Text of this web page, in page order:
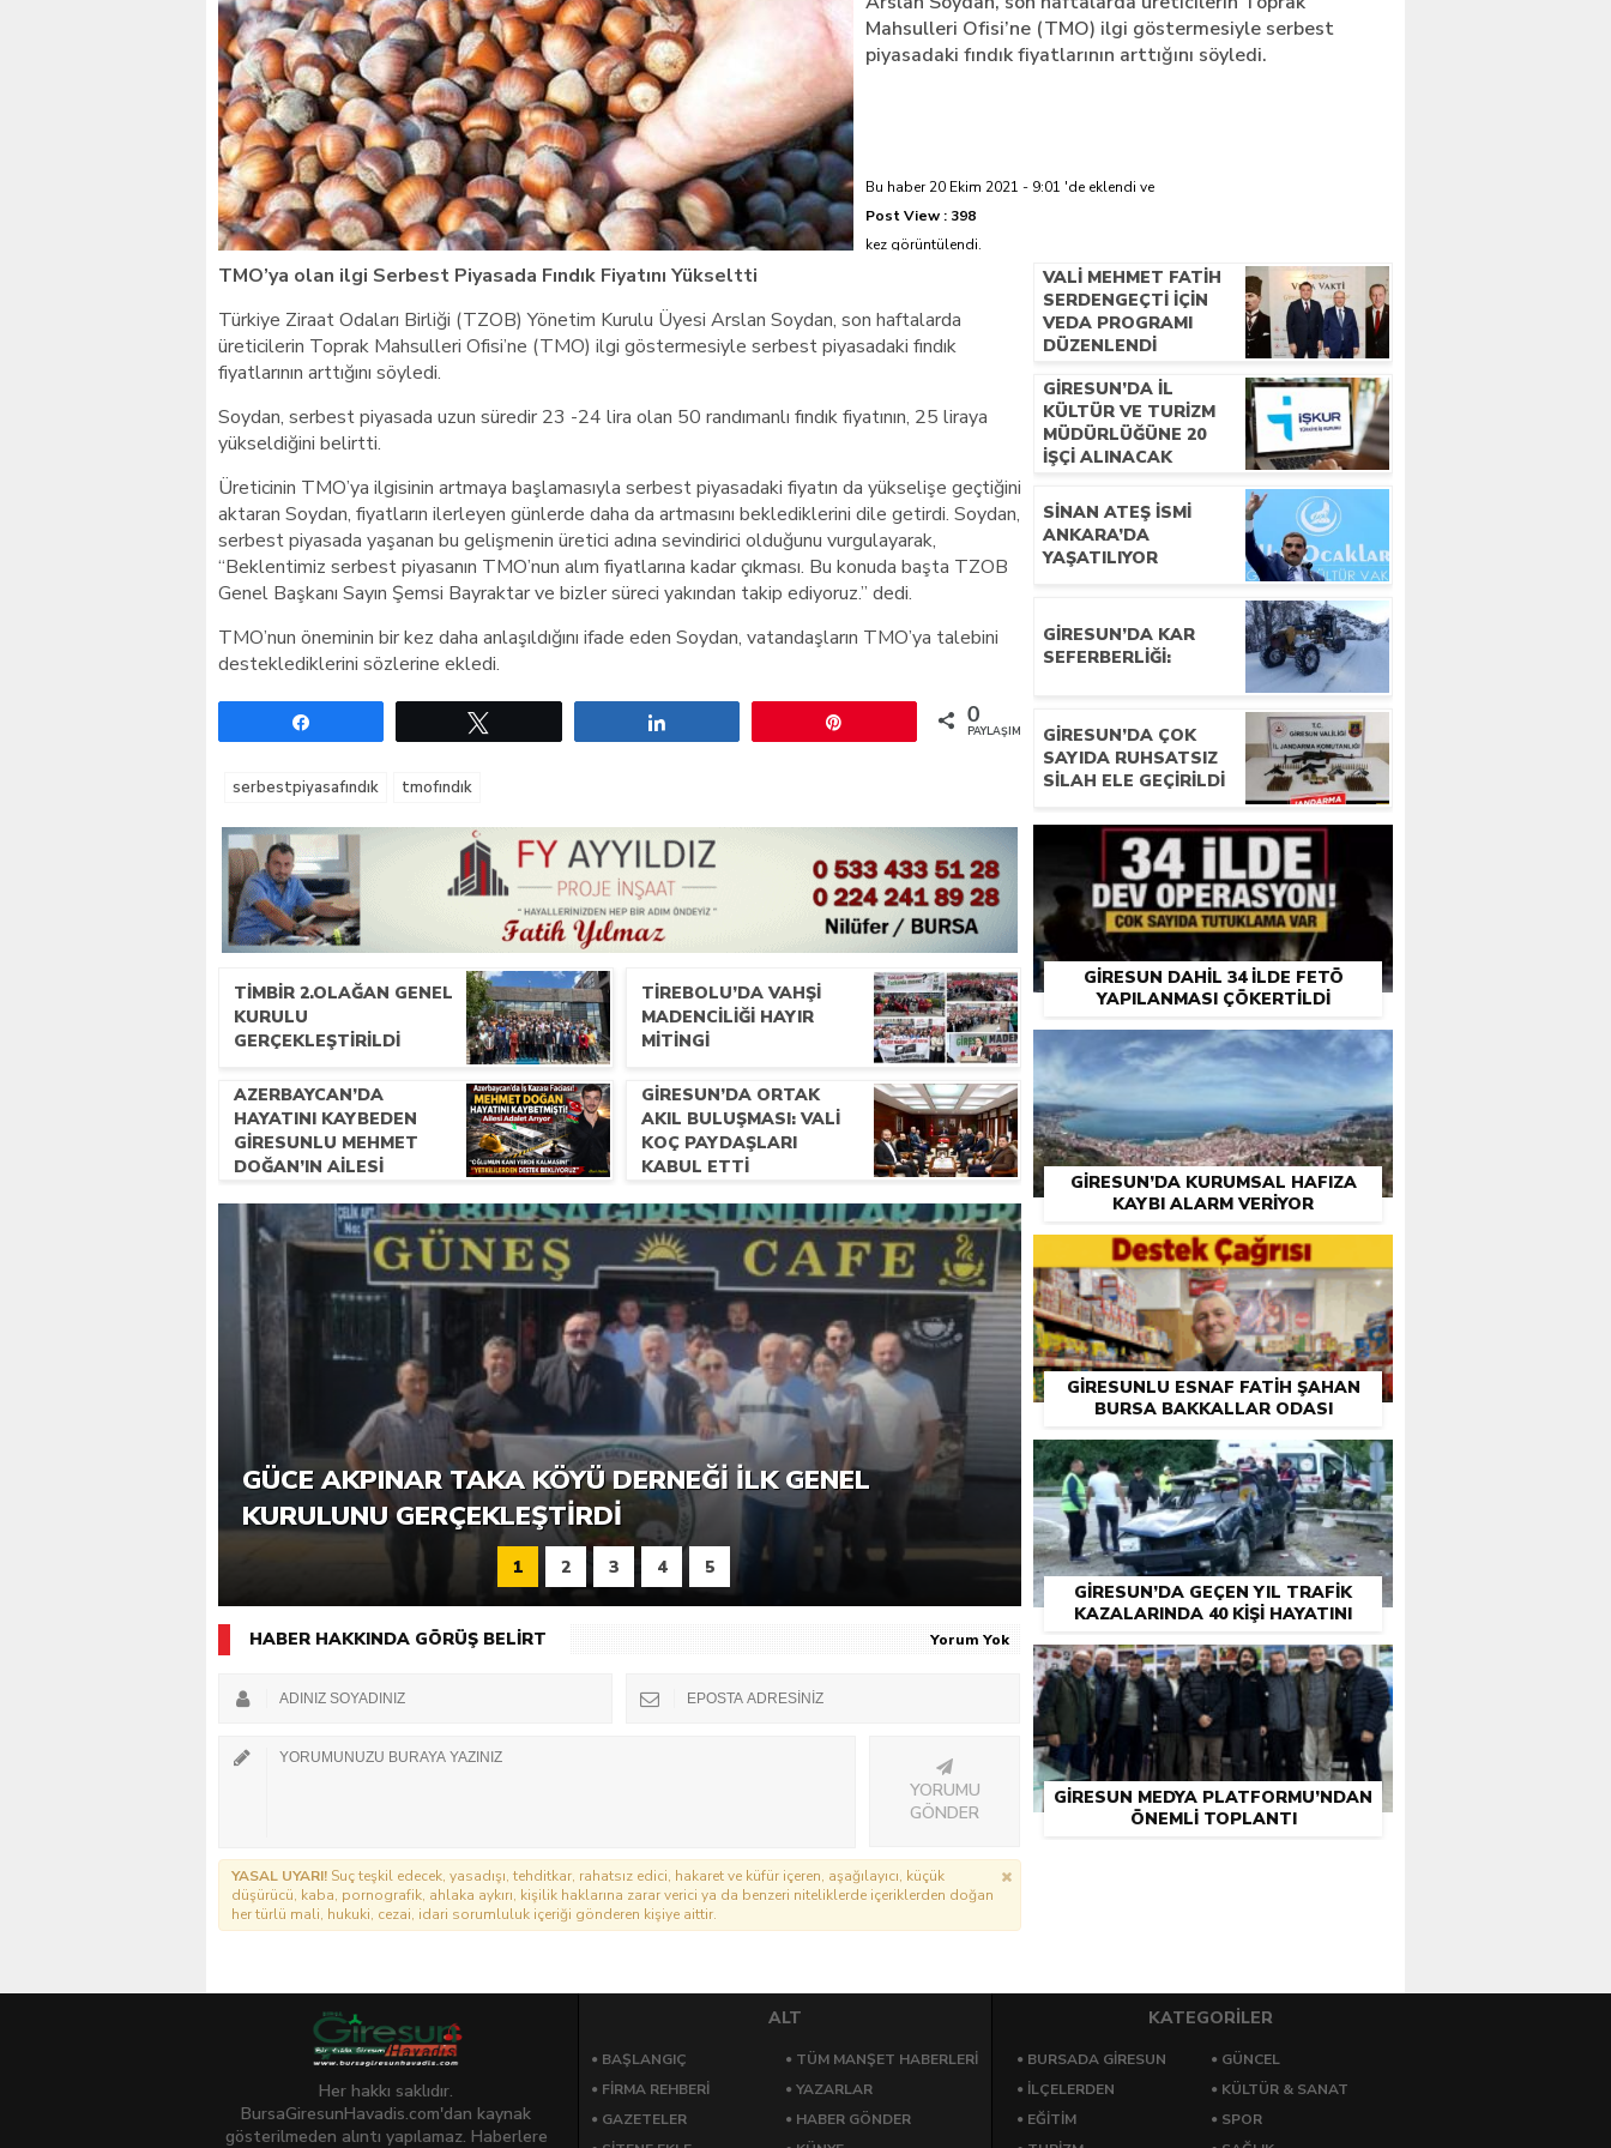
Giresunlu sürücü Orhangazi’de hayatını kaybetti
Mahsulleri Ofisi’ne (TMO) ilgi göstermesiyle serbest
piyasadaki fındık fiyatlarının arttığını söyledi.
Bu haber 20 Ekim 2021 - 9:01 'de eklendi ve
Post View : 398
kez görüntülendi.
TMO’ya olan ilgi Serbest Piyasada Fındık Fiyatını Yükseltti
Türkiye Ziraat Odaları Birliği (TZOB) Yönetim Kurulu Üyesi Arslan Soydan, son haftalarda
üreticilerin Toprak Mahsulleri Ofisi’ne (TMO) ilgi göstermesiyle serbest piyasadaki fındık
fiyatlarının arttığını söyledi.
Soydan, serbest piyasada uzun süredir 23 -24 lira olan 50 randımanlı fındık fiyatının, 25 liraya
yükseldiğini belirtti.
Üreticinin TMO’ya ilgisinin artmaya başlamasıyla serbest piyasadaki fiyatın da yükselişe geçtiğini
aktaran Soydan, fiyatların ilerleyen günlerde daha da artmasını beklediklerini dile getirdi. Soydan,
serbest piyasada yaşanan bu gelişmenin üretici adına sevindirici olduğunu vurgulayarak,
“Beklentimiz serbest piyasanın TMO’nun alım fiyatlarına kadar çıkması. Bu konuda başta TZOB
Genel Başkanı Sayın Şemsi Bayraktar ve bizler süreci yakından takip ediyoruz.” dedi.
TMO’nun öneminin bir kez daha anlaşıldığını ifade eden Soydan, vatandaşların TMO’ya talebini
desteklediklerini sözlerine ekledi.
0
PAYLAŞIMLAR
serbestpiyasafındık tmofındık
TİMBİR 2.OLAĞAN GENEL
KURULU
GERÇEKLEŞTIRILDI
TIREBOLU’DA VAHŞI
MADENCILIĞI HAYIR
MITINGI
AZERBAYCAN’DA
HAYATINI KAYBEDEN
GIRESUNLU MEHMET
DOĞAN’IN AILESI
GIRESUN’DA ORTAK
AKIL BULUŞMASI: VALI
KOÇ PAYDAŞLARI
KABUL ETTI
6. GÜCE TEKKEKÖY DERNEĞI PIKNIK ŞÖLENI YOĞUN
KATILIMLA GERÇEKLEŞTI
GÜCE AKPINAR TAKA KÖYÜ DERNEĞI İLK GENEL
KURULUNU GERÇEKLEŞTIRDI
1 2 3 4 5
HABER HAKKINDA GÖRÜŞ BELİRT Yorum Yok
YORUMU
GÖNDER
YASAL UYARI! Suç teşkil edecek, yasadışı, tehditkar, rahatsız edici, hakaret ve küfür içeren, aşağılayıcı, küçük
düşürücü, kaba, pornografik, ahlaka aykırı, kişilik haklarına zarar verici ya da benzeri niteliklerde içeriklerden doğan
her türlü mali, hukuki, cezai, idari sorumluluk içeriği gönderen kişiye aittir.
VALI MEHMET FATIH
SERDENGEÇTI İÇIN
VEDA PROGRAMI
DÜZENLENDI
GIRESUN’DA İL
KÜLTÜR VE TURIZM
MÜDÜRLÜĞÜNE 20
İŞÇI ALINACAK
SINAN ATEŞ İSMI
ANKARA’DA
YAŞATILIYOR
GIRESUN’DA KAR
SEFERBERLIĞI:
GIRESUN’DA ÇOK
SAYIDA RUHSATSIZ
SILAH ELE GEÇIRILDI
GIRESUN DAHIL 34 ILDE FETÖ
YAPILANMASI ÇÖKERTILDI
GIRESUN’DA KURUMSAL HAFIZA
KAYBI ALARM VERIYOR
GIRESUNLU ESNAF FATIH ŞAHAN
BURSA BAKKALLAR ODASI
GIRESUN’DA GEÇEN YIL TRAFIK
KAZALARINDA 40 KIŞI HAYATINI
GIRESUN MEDYA PLATFORMU’NDAN
ÖNEMLI TOPLANTI
Her hakkı saklıdır.
BursaGiresunHavadis.com'dan kaynak
gösterilmeden alıntı yapılamaz. Haberlere
ALT
BAŞLANGIÇ
TÜM MANŞET HABERLERİ
FİRMA REHBERİ
YAZARLAR
GAZETELER
HABER GÖNDER
KATEGORİLER
BURSADA GİRESUN
GÜNCEL
İLÇELERDEN
KÜLTÜR & SANAT
EĞİTİM
SPOR